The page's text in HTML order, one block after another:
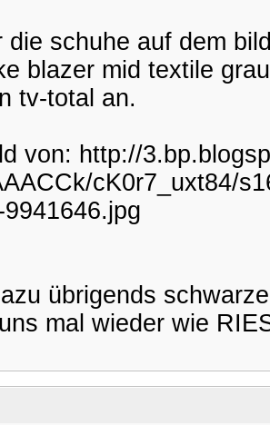
die schuhe auf dem
blazer mid textile
tv-total an.
von: http://
cK0r7_uxt84/
übrigends
mal wieder wie